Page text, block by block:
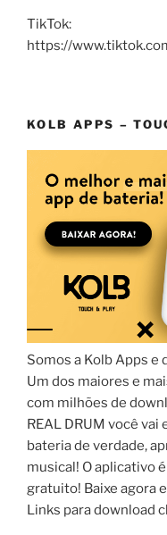
TikTok:
https://
KOLB APPS –
Somos a Kolb Apps e
Um dos maiores e
com milhões de
REAL DRUM você
bateria de verdade,
musical! O aplicativo
gratuito! Baixe agora
Links para download